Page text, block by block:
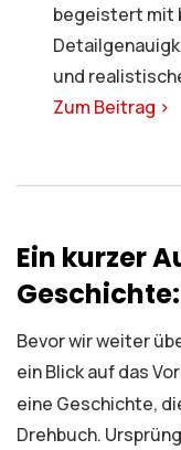
begeistert mit
und
Zum Beitrag >
Ein kurzer
Bevor wir weiter
ein Blick auf das
eine Geschichte,
Drehbuch.